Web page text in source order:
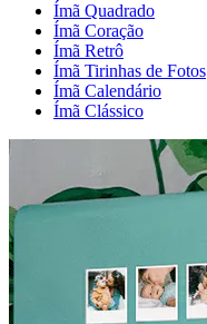
Ímã Quadrado
Ímã Coração
Ímã Retrô
Ímã Tirinhas de Fotos
Ímã Calendário
Ímã Clássico